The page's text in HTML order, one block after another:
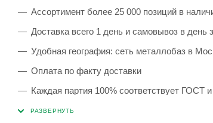
Ассортимент более 25 000 позиций в
Доставка всего 1 день и самовывоз в день
Удобная география: сеть металлобаз в
Оплата по факту доставки
Каждая партия 100% соответствует ГОСТ
Сервисные услуги: резка, гибка,